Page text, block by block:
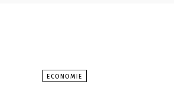
ECONOMIE